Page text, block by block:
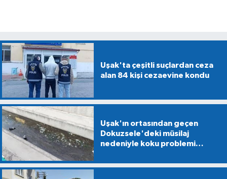
Uşak'ta çeşitli suçlardan ceza
alan 84 kişi cezaevine kondu
Uşak'ın ortasından geçen
Dokuzsele'deki müsilaj
nedeniyle koku problemi